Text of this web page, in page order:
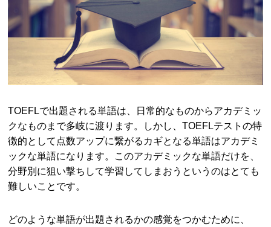
TOEFLで出題される単語は、日常的なものからアカデミッ
クなものまで多岐に渡ります。しかし、TOEFLテストの特
徴的として点数アップに繋がるカギとなる単語はアカデミ
ックな単語になります。このアカデミックな単語だけを、
分野別に狙い撃ちして学習してしまおうというのはとても
難しいことです。
どのような単語が出題されるかの感覚をつかむために、